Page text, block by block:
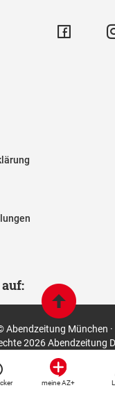
meine AZ+
Abendzeitung München ·
2026 Abendzeitung